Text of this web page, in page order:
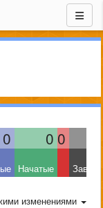
0 0 0
Начатые
изменениями